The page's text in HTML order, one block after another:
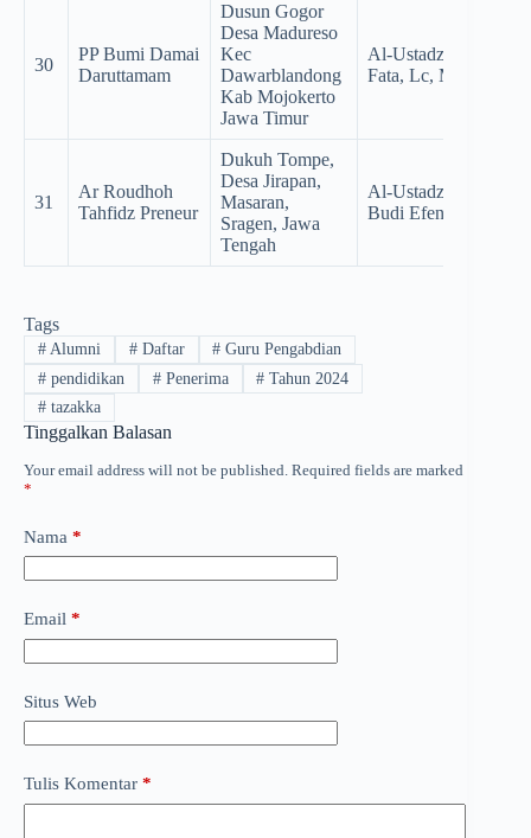
30
PP Bumi Damai
Daruttamam
Dusun Gogor
Desa Madureso
Kec
Dawarblandong
Kab Mojokerto
Jawa Timur
Al-Ustadz Khoirul
Fata, Lc, M.pd
31
Ar Roudhoh
Tahfidz Preneur
Dukuh Tompe,
Desa Jirapan,
Masaran,
Sragen, Jawa
Tengah
Al-Ustadz Irwan
Budi Efendi
Tags
#Alumni #Daftar # Guru Pengabdian
#pendidikan #Penerima # Tahun 2024
#tazakka
Tinggalkan Balasan
Your email address will not be published. Required fields are marked
*
Nama *
Email *
Situs Web
Tulis Komentar *